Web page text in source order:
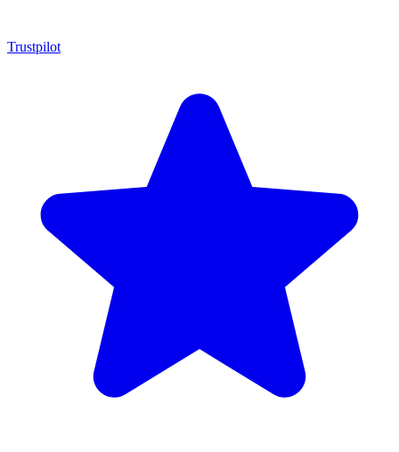
Trustpilot